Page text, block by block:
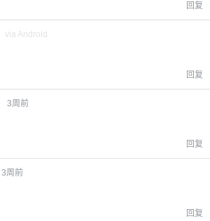
回复
via Android
回复
3周前
回复
3周前
回复